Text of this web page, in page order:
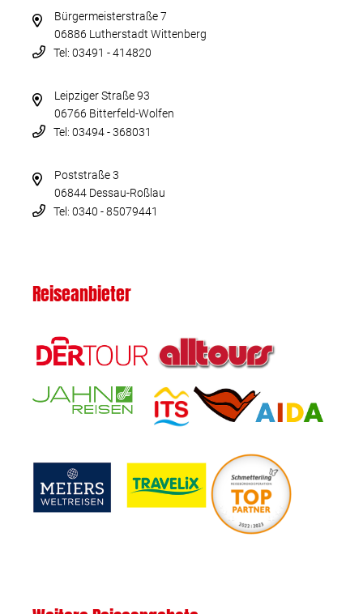
Bürgermeisterstraße 7
06886 Lutherstadt Wittenberg
Tel: 03491 - 414820
Leipziger Straße 93
06766 Bitterfeld-Wolfen
Tel: 03494 - 368031
Poststraße 3
06844 Dessau-Roßlau
Tel: 0340 - 85079441
Reiseanbieter